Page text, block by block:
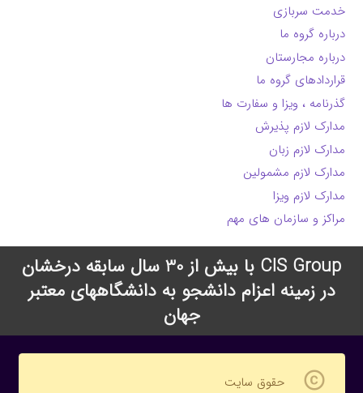
خدمت سربازی
درباره گروه ما
درباره مجارستان
قراردادهای گروه ما
گذرنامه ، ویزا و سفارت ها
مدارک لازم پذیرش
مدارک لازم زبان
مدارک لازم مشمولین
مدارک لازم ویزا
مراکز و سازمان های مهم
CIS Group با بیش از 30 سال سابقه درخشان
در زمینه اعزام دانشجو به دانشگاههای معتبر
جهان
copyright حقوق سایت